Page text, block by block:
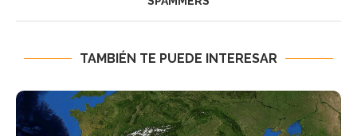
TAMBIÉN TE PUEDE INTERESAR